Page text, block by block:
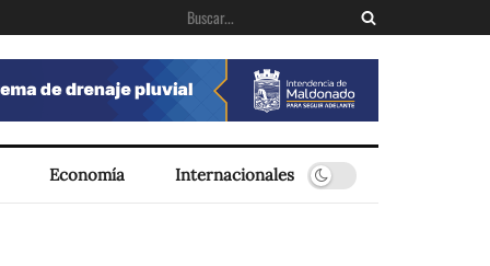
Economía Internacionales